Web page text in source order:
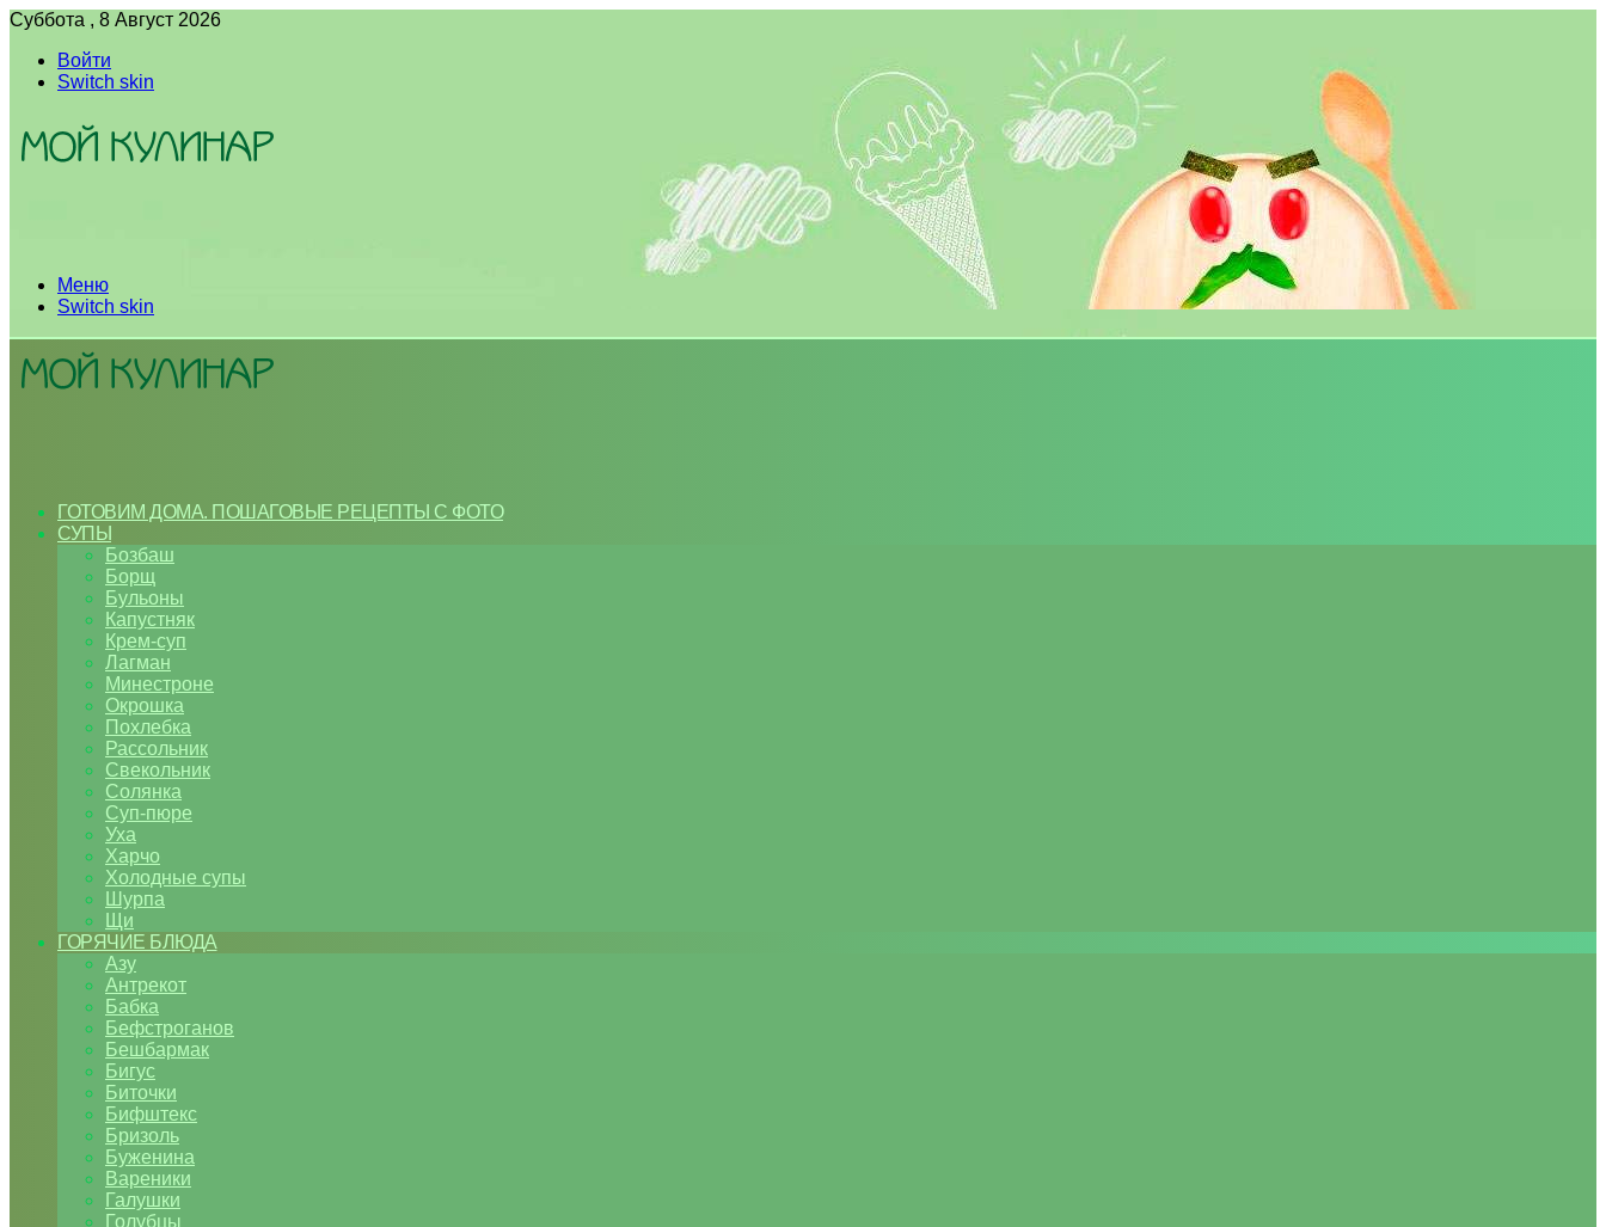
Суббота , 8 Август 2026
Войти
Switch skin
Меню
Switch skin
ГОТОВИМ ДОМА. ПОШАГОВЫЕ РЕЦЕПТЫ С ФОТО
СУПЫ
Бозбаш
Борщ
Бульоны
Капустняк
Крем-суп
Лагман
Минестроне
Окрошка
Похлебка
Рассольник
Свекольник
Солянка
Суп-пюре
Уха
Харчо
Холодные супы
Шурпа
Щи
ГОРЯЧИЕ БЛЮДА
Азу
Антрекот
Бабка
Бефстроганов
Бешбармак
Бигус
Биточки
Бифштекс
Бризоль
Буженина
Вареники
Галушки
Голубцы